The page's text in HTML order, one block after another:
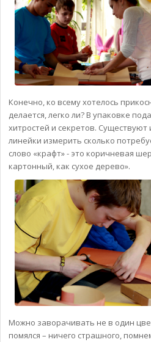
Конечно, ко всему хотелось
делается, легко ли? В упаковке
хитростей и секретов.
линейки измерить сколько
слово «крафт» - это коричневая
картонный, как сухое дерево».
Можно заворачивать не в один
помялся – ничего страшного,